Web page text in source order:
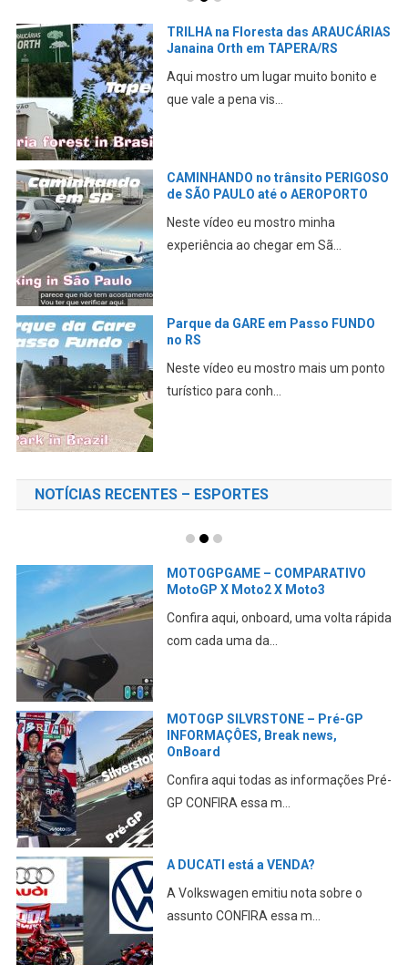
TRILHA na Floresta das ARAUCÁRIAS
Janaina Orth em TAPERA/RS
Aqui mostro um lugar muito bonito e
que vale a pena vis...
CAMINHANDO no trânsito PERIGOSO
de SÃO PAULO até o AEROPORTO
Neste vídeo eu mostro minha
experiência ao chegar em Sã...
Parque da GARE em Passo FUNDO
no RS
Neste vídeo eu mostro mais um ponto
turístico para conh...
NOTÍCIAS RECENTES – ESPORTES
MOTOGPGAME – COMPARATIVO
MotoGP X Moto2 X Moto3
Confira aqui, onboard, uma volta rápida
com cada uma da...
MOTOGP SILVRSTONE – Pré-GP
INFORMAÇÔES, Break news,
OnBoard
Confira aqui todas as informações Pré-
GP CONFIRA essa m...
A DUCATI está a VENDA?
A Volkswagen emitiu nota sobre o
assunto CONFIRA essa m...